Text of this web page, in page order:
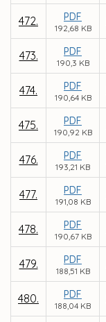
472. PDF
192,68 KB
473. PDF
190,3 KB
474. PDF
190,64 KB
475. PDF
190,92 KB
476. PDF
193,21 KB
477. PDF
191,08 KB
478. PDF
190,67 KB
479. PDF
188,51 KB
480. PDF
188,04 KB